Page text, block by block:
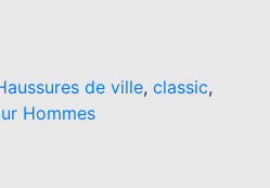
de ville, classic,
Hommes